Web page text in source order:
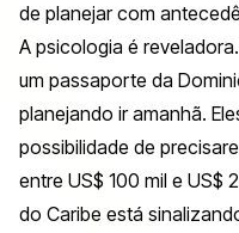
de planejar com
A psicologia é
um passaporte da
planejando ir amanhã.
possibilidade de
entre US$ 100 mil e US$
do Caribe está